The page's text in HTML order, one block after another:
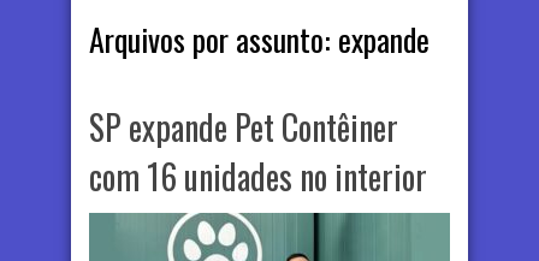
Arquivos por assunto: expande
SP expande Pet Contêiner
com 16 unidades no interior